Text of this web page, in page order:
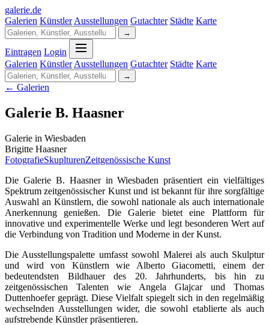
galerie.de
Galerien Künstler Ausstellungen Gutachter Städte Karte
→
Eintragen Login
Galerien Künstler Ausstellungen Gutachter Städte Karte
→
← Galerien
Galerie B. Haasner
Galerie in Wiesbaden
Brigitte Haasner
FotografieSkuplturenZeitgenössische Kunst
Die Galerie B. Haasner in Wiesbaden präsentiert ein vielfältiges
Spektrum zeitgenössischer Kunst und ist bekannt für ihre sorgfältige
Auswahl an Künstlern, die sowohl nationale als auch internationale
Anerkennung genießen. Die Galerie bietet eine Plattform für
innovative und experimentelle Werke und legt besonderen Wert auf
die Verbindung von Tradition und Moderne in der Kunst.
Die Ausstellungspalette umfasst sowohl Malerei als auch Skulptur
und wird von Künstlern wie Alberto Giacometti, einem der
bedeutendsten Bildhauer des 20. Jahrhunderts, bis hin zu
zeitgenössischen Talenten wie Angela Glajcar und Thomas
Duttenhoefer geprägt. Diese Vielfalt spiegelt sich in den regelmäßig
wechselnden Ausstellungen wider, die sowohl etablierte als auch
aufstrebende Künstler präsentieren.